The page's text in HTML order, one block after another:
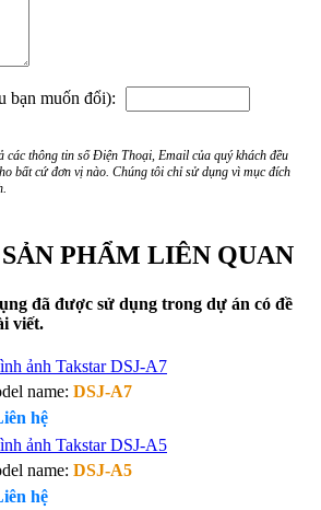
bạn muốn đổi):
các thông tin số Điện Thoại, Email của quý khách đều
bất cứ đơn vị nào. Chúng tôi chỉ sử dụng vì mục đích
PHẨM LIÊN QUAN
đã được sử dụng trong dự án có đề
viết.
ảnh Takstar DSJ-A7
name: DSJ-A7
hệ
ảnh Takstar DSJ-A5
name: DSJ-A5
hệ